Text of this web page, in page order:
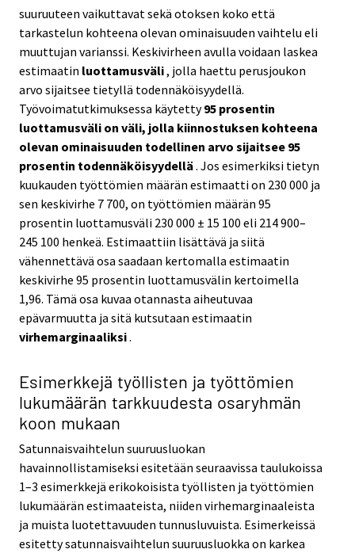
suuruuteen vaikuttavat sekä otoksen koko että
tarkastelun kohteena olevan ominaisuuden vaihtelu eli
muuttujan varianssi. Keskivirheen avulla voidaan laskea
estimaatin luottamusväli, jolla haettu perusjoukon
arvo sijaitsee tietyllä todennäköisyydellä.
Työvoimatutkimuksessa käytetty95 prosentin
luottamusväli on väli, jolla kiinnostuksen kohteena
olevan ominaisuuden todellinen arvo sijaitsee 95
prosentin todennäköisyydellä. Jos esimerkiksi tietyn
kuukauden työttömien määrän estimaatti on 230 000 ja
sen keskivirhe 7 700, on työttömien määrän 95
prosentin luottamusväli 230 000 ± 15 100 eli 214 900–
245 100 henkeä. Estimaattiin lisättävä ja siitä
vähennettävä osa saadaan kertomalla estimaatin
keskivirhe 95 prosentin luottamusvälin kertoimella
1,96. Tämä osa kuvaa otannasta aiheutuvaa
epävarmuutta ja sitä kutsutaan estimaatin
virhemarginaaliksi.
Esimerkkejä työllisten ja työttömien
lukumäärän tarkkuudesta osaryhmän
koon mukaan
Satunnaisvaihtelun suuruusluokan
havainnollistamiseksi esitetään seuraavissa taulukoissa
1–3 esimerkkejä erikokoisista työllisten ja työttömien
lukumäärän estimaateista, niiden virhemarginaaleista
ja muista luotettavuuden tunnusluvuista. Esimerkeissä
esitetty satunnaisvaihtelun suuruusluokka on karkea